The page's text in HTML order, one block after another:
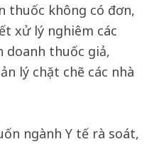
thuốc không có đơn,
xử lý nghiêm các
doanh thuốc giả,
lý chặt chẽ các nhà
ngành Y tế rà soát,